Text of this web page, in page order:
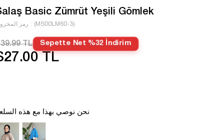
Basic Zümrüt Yeşili Gömlek
رمز (MS00LM60-3)
TL Sepette Net %32 İndirim
TL
نحن نوصي بهذا مع هذه